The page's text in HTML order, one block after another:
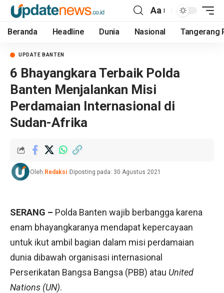
Aa
Beranda Headline Dunia Nasional Tangerang
UPDATE BANTEN
6 Bhayangkara Terbaik Polda
Banten Menjalankan Misi
Perdamaian Internasional di
Sudan-Afrika
Oleh: Redaksi Diposting pada: 30 Agustus 2021
SERANG – Polda Banten wajib berbangga karena
enam bhayangkaranya mendapat kepercayaan
untuk ikut ambil bagian dalam misi perdamaian
dunia dibawah organisasi internasional
Perserikatan Bangsa Bangsa (PBB) atau United
Nations (UN).